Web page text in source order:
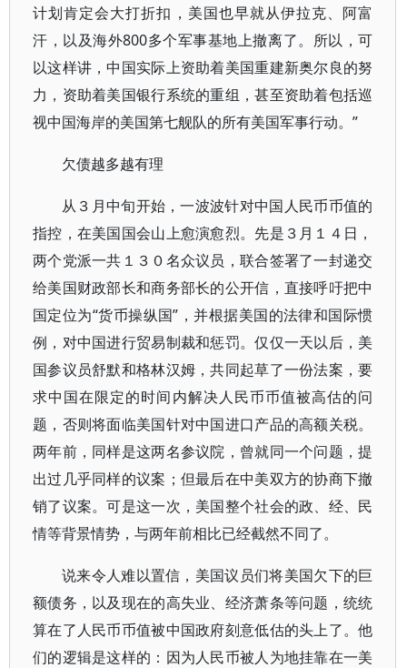
计划肯定会大打折扣，美国也早就从伊拉克、阿富
汗，以及海外800多个军事基地上撤离了。所以，可
以这样讲，中国实际上资助着美国重建新奥尔良的努
力，资助着美国银行系统的重组，甚至资助着包括巡
视中国海岸的美国第七舰队的所有美国军事行动。”
欠债越多越有理
从３月中旬开始，一波波针对中国人民币币值的
指控，在美国国会山上愈演愈烈。先是３月１４日，
两个党派一共１３０名众议员，联合签署了一封递交
给美国财政部长和商务部长的公开信，直接呼吁把中
国定位为“货币操纵国”，并根据美国的法律和国际惯
例，对中国进行贸易制裁和惩罚。仅仅一天以后，美
国参议员舒默和格林汉姆，共同起草了一份法案，要
求中国在限定的时间内解决人民币币值被高估的问
题，否则将面临美国针对中国进口产品的高额关税。
两年前，同样是这两名参议院，曾就同一个问题，提
出过几乎同样的议案；但最后在中美双方的协商下撤
销了议案。可是这一次，美国整个社会的政、经、民
情等背景情势，与两年前相比已经截然不同了。
说来令人难以置信，美国议员们将美国欠下的巨
额债务，以及现在的高失业、经济萧条等问题，统统
算在了人民币币值被中国政府刻意低估的头上了。他
们的逻辑是这样的：因为人民币被人为地挂靠在一美